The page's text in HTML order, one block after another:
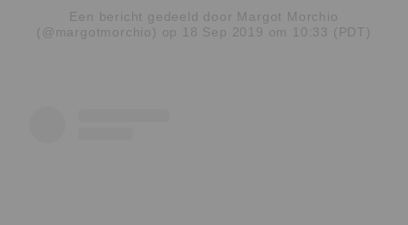
Een bericht gedeeld door Margot Morchio
(@margotmorchio) op 18 Sep 2019 om 10:33 (PDT)